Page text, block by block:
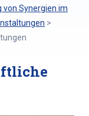
von Synergien im
>